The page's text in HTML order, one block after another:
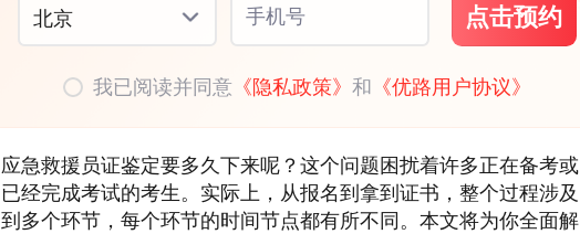
北京 手机号 点击预约
我已阅读并同意 《隐私政策》和 《优路用户协议》
应急救援员证鉴定要多久下来呢？这个问题困扰着许多正在备考或
已经完成考试的考生。实际上，从报名到拿到证书，整个过程涉及
到多个环节，每个环节的时间节点都有所不同。本文将为你全面解